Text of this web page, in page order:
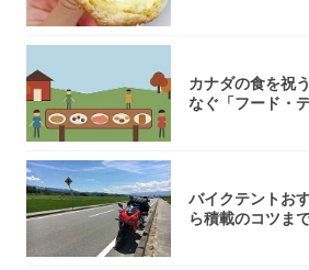
カナダの食を祝
なぐ「フード・
バイクテントお
ら積載のコツま